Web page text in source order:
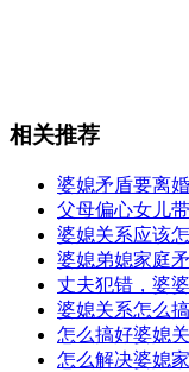
相关推荐
婆媳矛盾要离婚
父母偏心女儿
婆媳关系应该
婆媳弟媳家庭
丈夫犯错，婆
婆媳关系怎么搞
怎么搞好婆媳
怎么解决婆媳